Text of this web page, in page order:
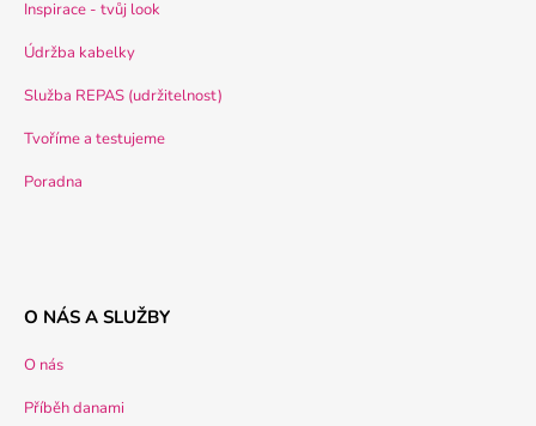
Inspirace - tvůj look
Údržba kabelky
Služba REPAS (udržitelnost)
Tvoříme a testujeme
Poradna
O NÁS A SLUŽBY
O nás
Příběh danami